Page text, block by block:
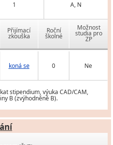
1 A, N
Přijímací
zkouška
Roční
školné
Možnost
studia pro
ZP
koná se 0 Ne
stipendium, výuka CAD/CAM,
B (zvýhodněně B).